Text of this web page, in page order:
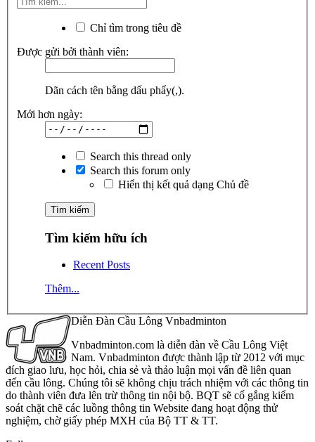
Chỉ tìm trong tiêu đề
Được gửi bởi thành viên:
Dãn cách tên bằng dấu phẩy(,).
Mới hơn ngày:
Search this thread only
Search this forum only
Hiển thị kết quả dạng Chủ đề
Tìm kiếm hữu ích
Recent Posts
Thêm...
Diễn Đàn Cầu Lông Vnbadminton
Vnbadminton.com là diễn đàn về Cầu Lông Việt
Nam. Vnbadminton được thành lập từ 2012 với mục
đích giao lưu, học hỏi, chia sẻ và thảo luận mọi vấn đề liên quan
đến cầu lông. Chúng tôi sẽ không chịu trách nhiệm với các thông tin
do thành viên đưa lên trừ thông tin nội bộ. BQT sẽ cố gắng kiểm
soát chặt chẽ các luồng thông tin Website đang hoạt động thử
nghiệm, chờ giấy phép MXH của Bộ TT & TT.